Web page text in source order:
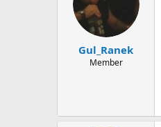
Gul_Ranek
Member